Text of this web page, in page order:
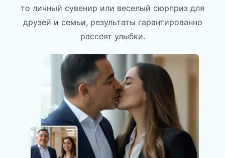
то личный сувенир или веселый сюрприз для
друзей и семьи, результаты гарантированно
рассеят улыбки.